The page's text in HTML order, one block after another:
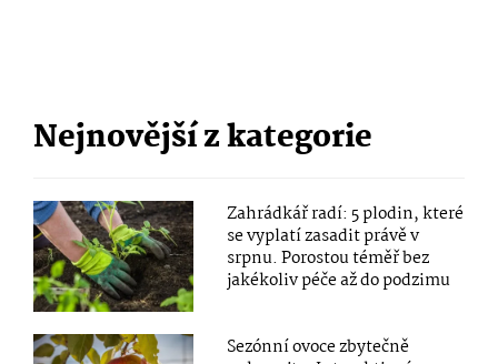
Nejnovější z kategorie
Zahrádkář radí: 5 plodin, které
se vyplatí zasadit právě v
srpnu. Porostou téměř bez
jakékoliv péče až do podzimu
Sezónní ovoce zbytečně